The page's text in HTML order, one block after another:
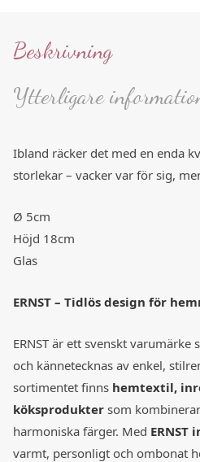
Beskrivning
Ytterligare
Ibland räcker det med en enda
storlekar – vacker var för sig,
Ø 5cm
Höjd 18cm
Glas
ERNST – Tidlös design för
ERNST är ett svenskt varumärke
och kännetecknas av enkel,
sortimentet finns hemtextil,
köksprodukter som
harmoniska färger. Med ERNST
varmt, personligt och ombonat